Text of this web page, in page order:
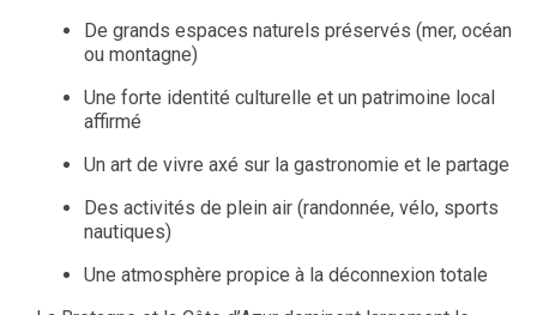
De grands espaces naturels préservés (mer, océan
ou montagne)
Une forte identité culturelle et un patrimoine local
affirmé
Un art de vivre axé sur la gastronomie et le partage
Des activités de plein air (randonnée, vélo, sports
nautiques)
Une atmosphère propice à la déconnexion totale